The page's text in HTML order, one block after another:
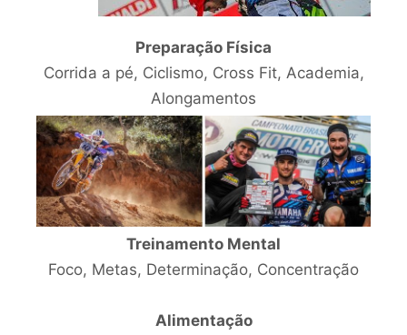
Preparação Física
Corrida a pé, Ciclismo, Cross Fit, Academia,
Alongamentos
Treinamento Mental
Foco, Metas, Determinação, Concentração
Alimentação